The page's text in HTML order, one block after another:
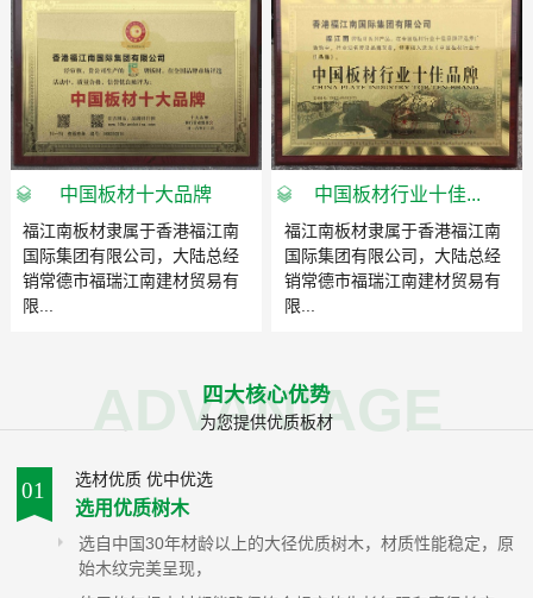
中国板材十大品牌
福江南板材隶属于香港福江南
国际集团有限公司，大陆总经
销常德市福瑞江南建材贸易有
限...
中国板材行业十佳...
福江南板材隶属于香港福江南
国际集团有限公司，大陆总经
销常德市福瑞江南建材贸易有
限...
四大核心优势
ADVANIAGE
为您提供优质板材
01 选材优质 优中优选
选用优质树木
选自中国30年材龄以上的大径优质树木，材质性能稳定，原
始木纹完美呈现，